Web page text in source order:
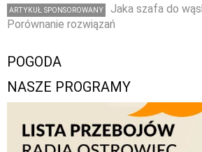
ARTYKUŁ SPONSOROWANY
Jaka szafa do
Porównanie rozwiązań
POGODA
NASZE PROGRAMY